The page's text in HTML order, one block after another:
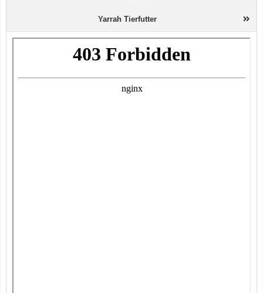
Yarrah Tierfutter